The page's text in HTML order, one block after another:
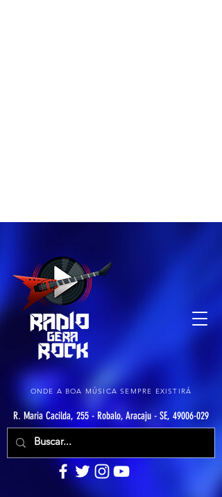
ONDE A BOA MÚSICA SEMPRE EXISTIRÁ
R. Maria Cacilda, 255 - Robalo, Aracaju - SE, 49006-029